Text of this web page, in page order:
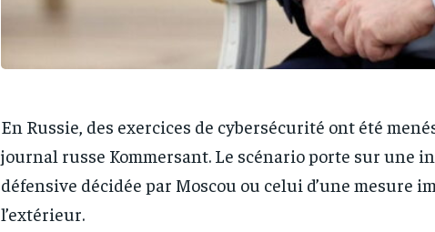
En Russie, des exercices de cybersécurité ont été
journal russe Kommersant. Le scénario porte sur une
défensive décidée par Moscou ou celui d’une mesure
l’extérieur.